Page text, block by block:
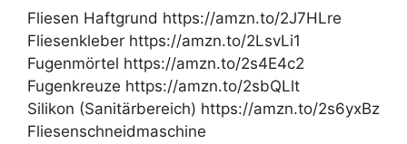
Fliesen Haftgrund https://amzn.to/2J7HLre
Fliesenkleber https://amzn.to/2LsvLi1
Fugenmörtel https://amzn.to/2s4E4c2
Fugenkreuze https://amzn.to/2sbQLlt
Silikon (Sanitärbereich) https://amzn.to/2s6yxBz
Fliesenschneidmaschine